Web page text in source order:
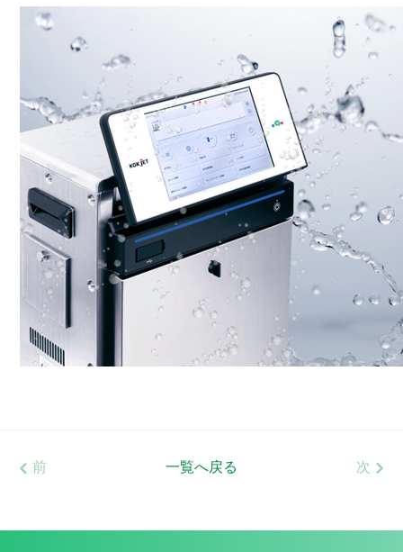
前 一覧へ戻る 次